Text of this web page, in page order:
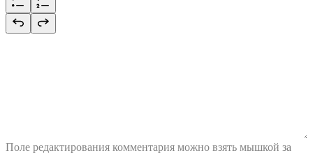
Поле редактирования комментария можно взять мышкой за